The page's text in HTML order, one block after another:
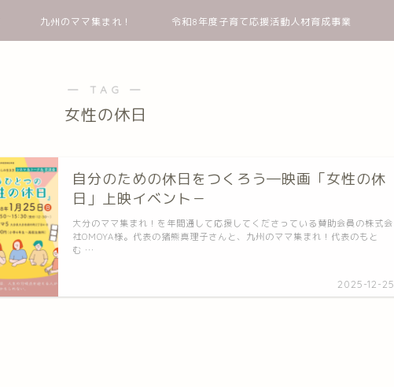
九州のママ集まれ！ 令和8年度子育て応援活動人材育成事業
― TAG ―
女性の休日
自分のための休日をつくろう―映画「女性の休
日」上映イベント－
2025-12-25
大分のママ集まれ！を年間通して応援してくださっている賛助会員の株式会
社OMOYA様。代表の猪熊真理子さんと、九州のママ集まれ！代表のもと
む …